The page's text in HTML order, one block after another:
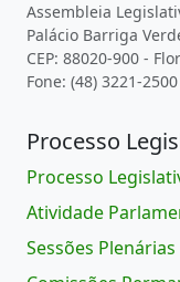
Assembleia
Palácio Barriga
CEP: 88020-900 -
Fone: (48) 3221-2500
Processo
Processo
Atividade
Sessões Plenárias